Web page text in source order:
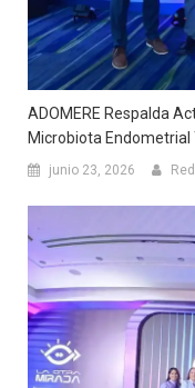
ADOMERE Respalda
Microbiota Endometrial
junio 23, 2026